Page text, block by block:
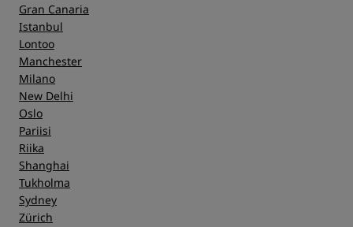
Gran Canaria
Istanbul
Lontoo
Manchester
Milano
New Delhi
Oslo
Pariisi
Riika
Shanghai
Tukholma
Sydney
Zürich